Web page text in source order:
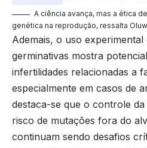
A ciência avança, mas a ética
genética na reprodução, ressalta
Ademais, o uso experimental
germinativas mostra
infertilidades relacionadas a
especialmente em casos de
destaca-se que o controle
risco de mutações fora do
continuam sendo desafios